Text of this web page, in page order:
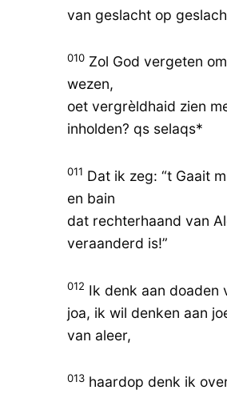
van geslacht op
010Zol God vergeten
wezen,
oet vergrèldhaid zien
inholden? qs selaqs*
011 Dat ik zeg: “t Gaait
en bain
dat rechterhaand van
veraanderd is!”
012 Ik denk aan doaden
joa, ik wil denken aan
van aleer,
013haardop denk ik